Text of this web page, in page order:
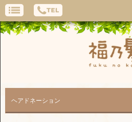
ヘアドネーション